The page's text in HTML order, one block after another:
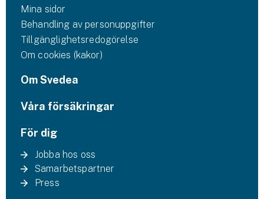
Mina sidor
Behandling av personuppgifter
Tillgänglighetsredogörelse
Om cookies (kakor)
Om Svedea
Våra försäkringar
För dig
Jobba hos oss
Samarbetspartner
Press